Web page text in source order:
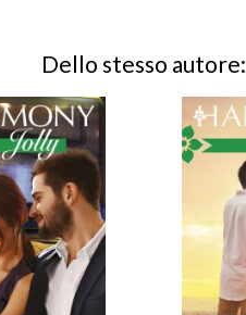
Dello stesso autore: